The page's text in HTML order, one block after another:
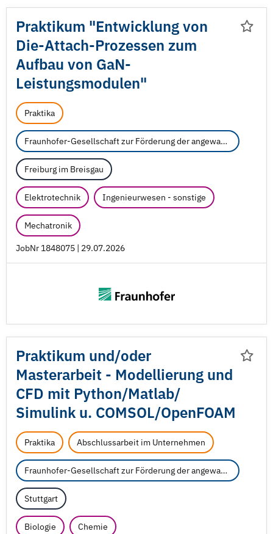
Praktikum "Entwicklung von
Die-Attach-Prozessen zum
Aufbau von GaN-
Leistungsmodulen"
Praktika
Fraunhofer-Gesellschaft zur Förderung der angewandten Forschung e.V.
Freiburg im Breisgau
Elektrotechnik Ingenieurwesen - sonstige
Mechatronik
JobNr 1848075 | 29.07.2026
Praktikum und/oder
Masterarbeit - Modellierung und
CFD mit Python/Matlab/
Simulink u. COMSOL/OpenFOAM
Praktika Abschlussarbeit im Unternehmen
Fraunhofer-Gesellschaft zur Förderung der angewandten Forschung e.V.
Stuttgart
Biologie Chemie